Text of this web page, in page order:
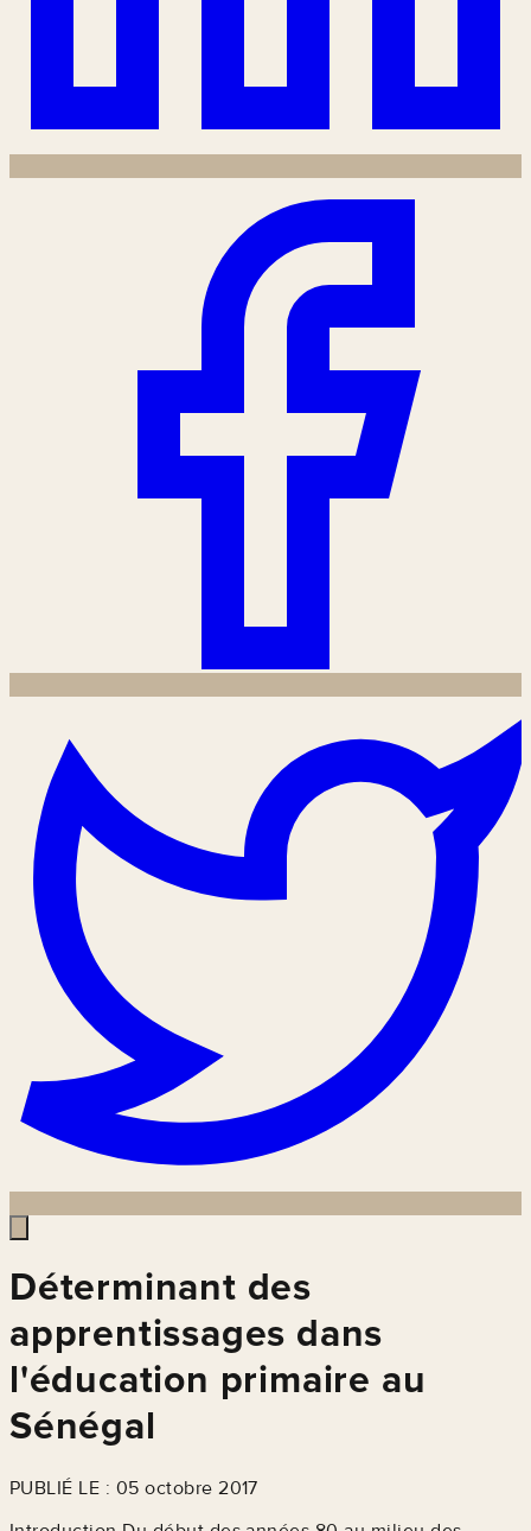
Déterminant des
apprentissages dans
l'éducation primaire au
Sénégal
PUBLIÉ LE : 05 octobre 2017